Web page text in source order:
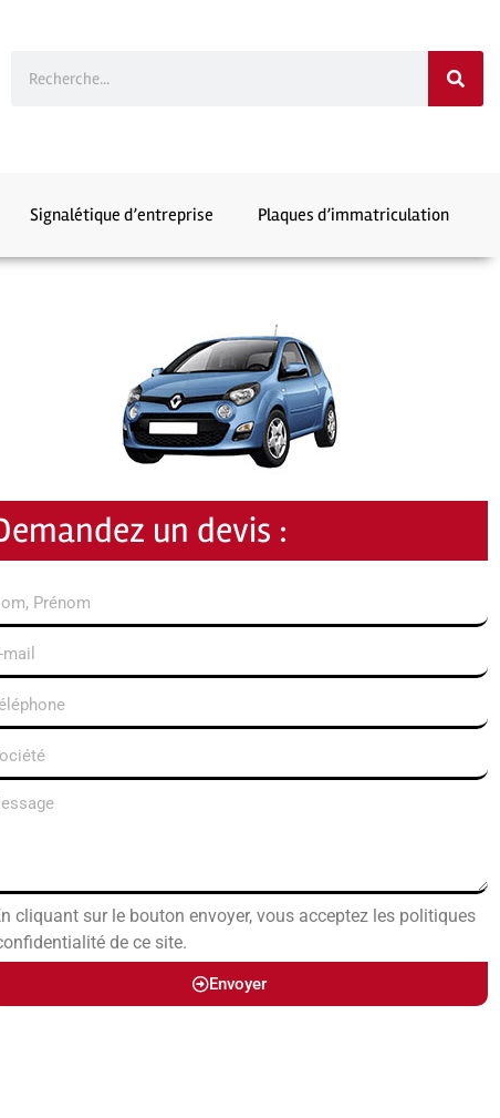
Signalétique d’entreprise Plaques d’immatriculation
un devis :
cliquant sur le bouton envoyer, vous acceptez les politiques
de ce site.
Envoyer